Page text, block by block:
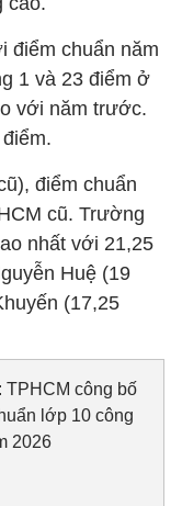
điểm chuẩn năm
1 và 23 điểm ở
với năm trước.
điểm chuẩn
cũ. Trường
nhất với 21,25
Huệ (19
(17,25
TPHCM công bố
lớp 10 công
2026